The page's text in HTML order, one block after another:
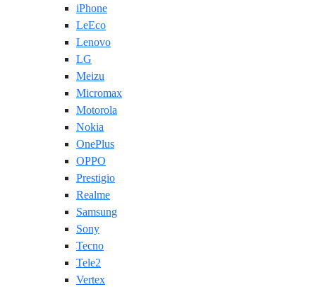
iPhone
LeEco
Lenovo
LG
Meizu
Micromax
Motorola
Nokia
OnePlus
OPPO
Prestigio
Realme
Samsung
Sony
Tecno
Tele2
Vertex